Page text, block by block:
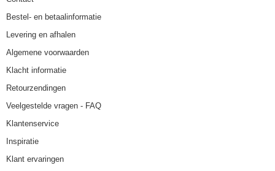
Bestel- en betaalinformatie
Levering en afhalen
Algemene voorwaarden
Klacht informatie
Retourzendingen
Veelgestelde vragen - FAQ
Klantenservice
Inspiratie
Klant ervaringen